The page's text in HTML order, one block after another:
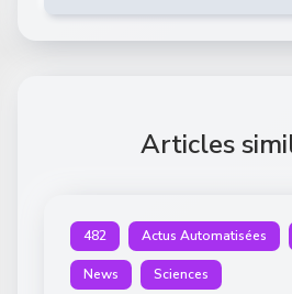
Articles
482 Actus Automatisées
News Sciences